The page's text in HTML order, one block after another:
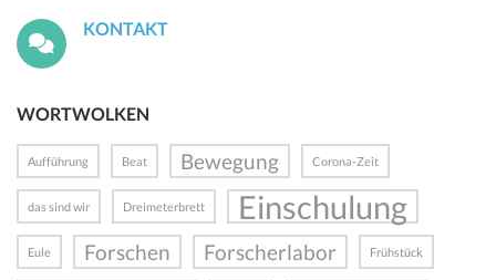
KONTAKT
WORTWOLKEN
Aufführung Beat Bewegung Corona-Zeit
das sind wir Dreimeterbrett Einschulung
Eule Forschen Forscherlabor Frühstück